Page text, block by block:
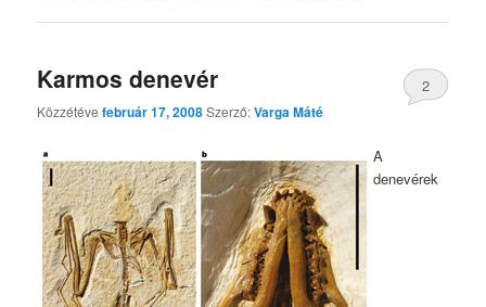
Karmos denevér
Közzétévefebruár 17, 2008Szerző:Varga Máté
2
A
denevérek